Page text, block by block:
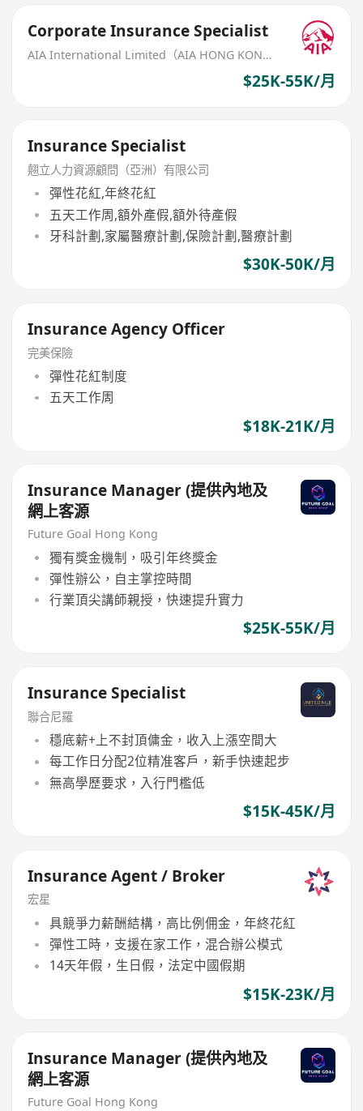
Corporate Insurance Specialist
AIA International Limited（AIA HONG KONG）
$25K-55K/月
Insurance Specialist
翹立人力資源顧問（亞洲）有限公司
彈性花紅,年終花紅
五天工作周,額外產假,額外待產假
牙科計劃,家屬醫療計劃,保險計劃,醫療計劃
$30K-50K/月
Insurance Agency Officer
完美保險
彈性花紅制度
五天工作周
$18K-21K/月
Insurance Manager (提供內地及
網上客源
Future Goal Hong Kong
獨有獎金機制，吸引年终獎金
彈性辦公，自主掌控時間
行業頂尖講師親授，快速提升實力
$25K-55K/月
Insurance Specialist
聯合尼羅
穩底薪+上不封頂傭金，收入上漲空間大
每工作日分配2位精准客戶，新手快速起步
無高學歷要求，入行門檻低
$15K-45K/月
Insurance Agent / Broker
宏星
具競爭力薪酬結構，高比例佣金，年終花紅
彈性工時，支援在家工作，混合辦公模式
14天年假，生日假，法定中國假期
$15K-23K/月
Insurance Manager (提供內地及
網上客源
Future Goal Hong Kong